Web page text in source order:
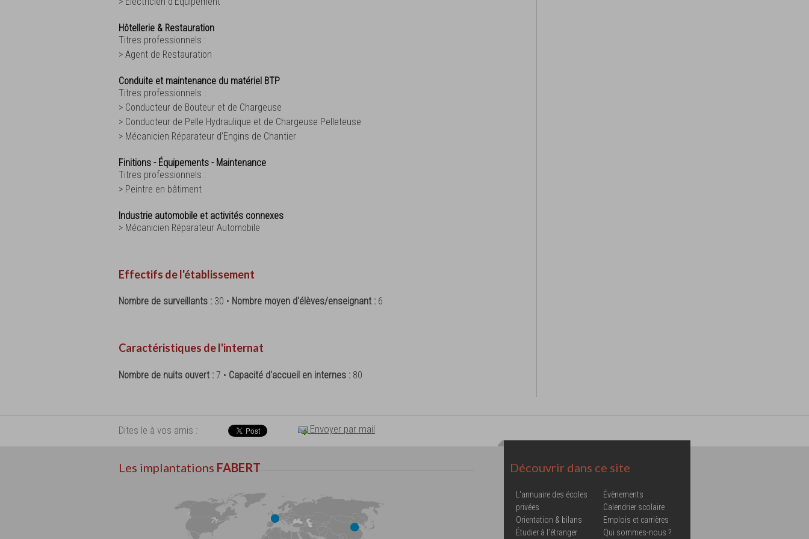
Hôtellerie & Restauration
Titres professionnels :
> Agent de Restauration
Conduite et maintenance du matériel BTP
Titres professionnels :
> Conducteur de Bouteur et de Chargeuse
> Conducteur de Pelle Hydraulique et de Chargeuse Pelleteuse
> Mécanicien Réparateur d’Engins de Chantier
Finitions - Équipements - Maintenance
Titres professionnels :
> Peintre en bâtiment
Industrie automobile et activités connexes
> Mécanicien Réparateur Automobile
Effectifs de l'établissement
Nombre de surveillants : 30 • Nombre moyen d'élèves/enseignant : 6
Caractéristiques de l'internat
Nombre de nuits ouvert : 7 • Capacité d'accueil en internes : 80
Dites le à vos amis : Envoyer par mail
Les implantations FABERT Découvrir dans ce site
L'annuaire des écoles
privées
Orientation & bilans
Étudier à l'étranger
Évènements
Calendrier scolaire
Emplois et carrières
Qui sommes-nous ?